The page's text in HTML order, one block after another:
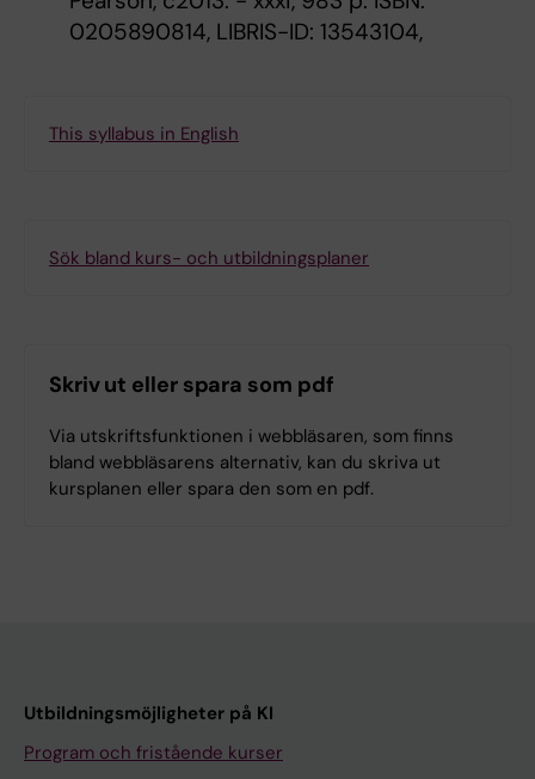
0205890814, LIBRIS-ID: 13543104,
This syllabus in English
Sök bland kurs- och utbildningsplaner
Skriv ut eller spara som pdf
Via utskriftsfunktionen i webbläsaren, som finns
bland webbläsarens alternativ, kan du skriva ut
kursplanen eller spara den som en pdf.
Utbildningsmöjligheter på KI
Program och fristående kurser